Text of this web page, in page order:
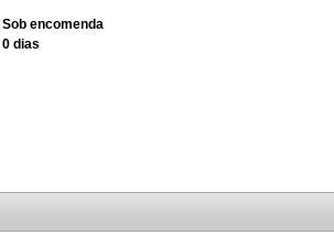
Sob encomenda
0 dias